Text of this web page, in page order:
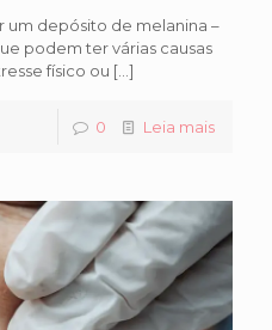
um depósito de melanina –
podem ter várias causas
físico ou […]
0 Leia mais